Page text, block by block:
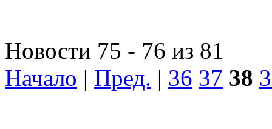
Новости 75 - 76 из 81
Начало | Пред. | 36 37 38